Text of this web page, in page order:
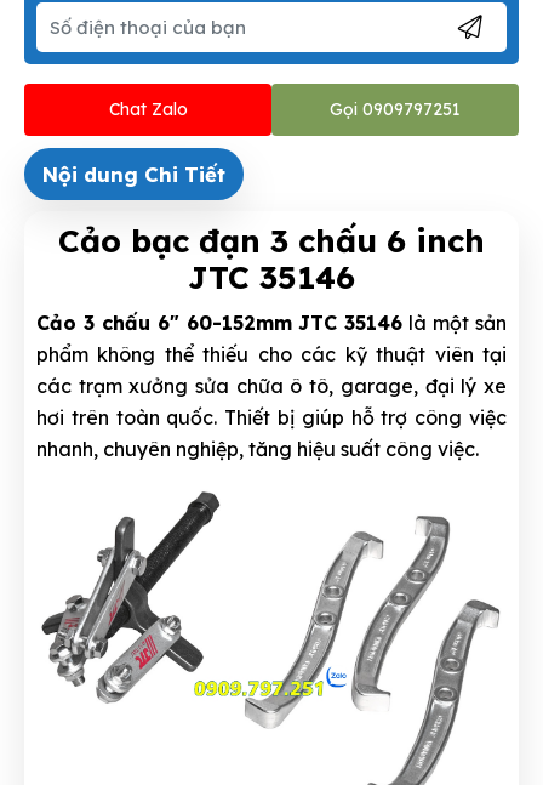
Chat Zalo Gọi 0909797251
Nội dung Chi Tiết
Cảo bạc đạn 3 chấu 6 inch
JTC 35146
Cảo 3 chấu 6" 60-152mm JTC 35146 là một sản
phẩm không thể thiếu cho các kỹ thuật viên tại
các trạm xưởng sửa chữa ô tô, garage, đại lý xe
hơi trên toàn quốc. Thiết bị giúp hỗ trợ công việc
nhanh, chuyên nghiệp, tăng hiệu suất công việc.